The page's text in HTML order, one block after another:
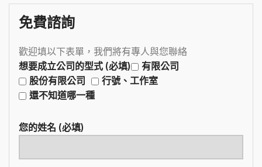
免費諮詢
歡迎填以下表單，我們將有專人與您聯絡
想要成立公司的型式 (必填)
有限公司
股份有限公司
行號、工作室
還不知道哪一種
您的姓名 (必填)